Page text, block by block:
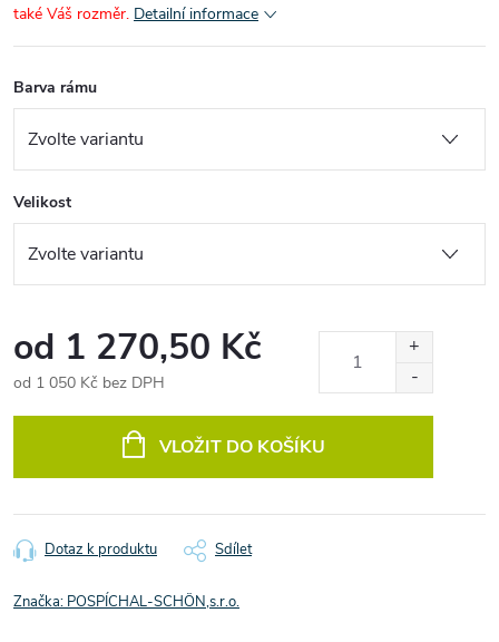
také Váš rozměr. Detailní informace
Barva rámu
Velikost
od 1 270,50 Kč
od 1 050 Kč bez DPH
VLOŽIT DO KOŠÍKU
Dotaz k produktu Sdílet
Značka: POSPÍCHAL-SCHÖN,s.r.o.